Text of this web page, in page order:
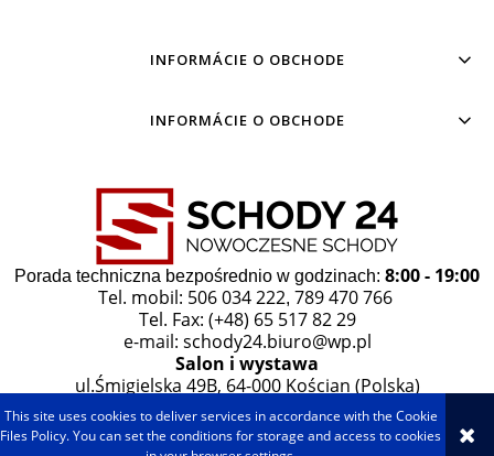
This site uses cookies to deliver services in accordance with the Cookie
Files Policy. You can set the conditions for storage and access to cookies
INFORMÁCIE O OBCHODE
INFORMÁCIE O OBCHODE
Porada techniczna bezpośrednio w godzinach: 8:00 - 19:00
Tel. mobil: 506 034 222, 789 470 766
Tel. Fax: (+48) 65 517 82 29
e-mail: schody24.biuro@wp.pl
Salon i wystawa
ul.Śmigielska 49B, 64-000 Kościan (Polska)
VIEW FULL VERSION OF THE SITE